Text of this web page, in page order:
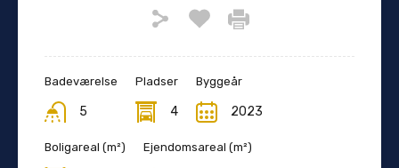
Badeværelse
5
Pladser
4
Byggeår
2023
Boligareal (m²) Ejendomsareal (m²)